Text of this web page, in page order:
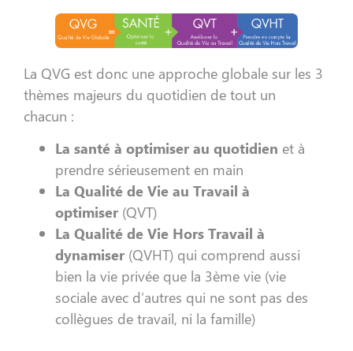
La QVG est donc une approche globale sur les 3
thèmes majeurs du quotidien de tout un
chacun :
La santé à optimiser au quotidien et à
prendre sérieusement en main
La Qualité de Vie au Travail à
optimiser (QVT)
La Qualité de Vie Hors Travail à
dynamiser (QVHT) qui comprend aussi
bien la vie privée que la 3ème vie (vie
sociale avec d’autres qui ne sont pas des
collègues de travail, ni la famille)